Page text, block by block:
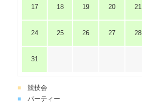
17 18 19 20 21
24 25 26 27 28
31
■ 競技会
■ パーティー